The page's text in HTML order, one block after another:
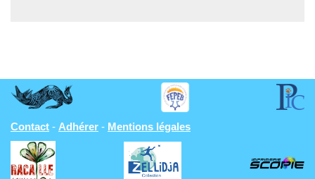
Contact - Adhérer - Mentions légales